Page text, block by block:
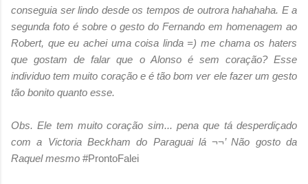
conseguia ser lindo desde os tempos de outrora hahahaha. E a
segunda foto é sobre o gesto do Fernando em homenagem ao
Robert, que eu achei uma coisa linda =) me chama os haters
que gostam de falar que o Alonso é sem coração? Esse
individuo tem muito coração e é tão bom ver ele fazer um gesto
tão bonito quanto esse.
Obs. Ele tem muito coração sim... pena que tá desperdiçado
com a Victoria Beckham do Paraguai lá ¬¬’ Não gosto da
Raquel mesmo #ProntoFalei